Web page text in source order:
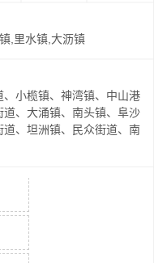
,里水镇,大沥镇
小榄镇、神湾镇、中山港
、大涌镇、南头镇、阜沙
、坦洲镇、民众街道、南